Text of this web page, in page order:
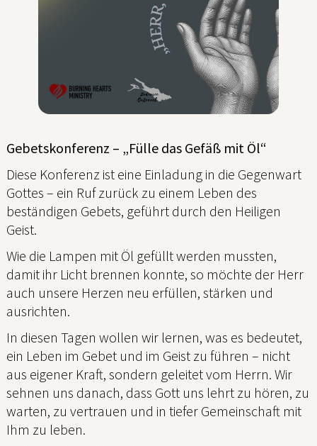
Gebetskonferenz – „Fülle das Gefäß mit Öl“
Diese Konferenz ist eine Einladung in die Gegenwart
Gottes – ein Ruf zurück zu einem Leben des
beständigen Gebets, geführt durch den Heiligen
Geist.
Wie die Lampen mit Öl gefüllt werden mussten,
damit ihr Licht brennen konnte, so möchte der Herr
auch unsere Herzen neu erfüllen, stärken und
ausrichten.
In diesen Tagen wollen wir lernen, was es bedeutet,
ein Leben im Gebet und im Geist zu führen – nicht
aus eigener Kraft, sondern geleitet vom Herrn. Wir
sehnen uns danach, dass Gott uns lehrt zu hören, zu
warten, zu vertrauen und in tiefer Gemeinschaft mit
Ihm zu leben.